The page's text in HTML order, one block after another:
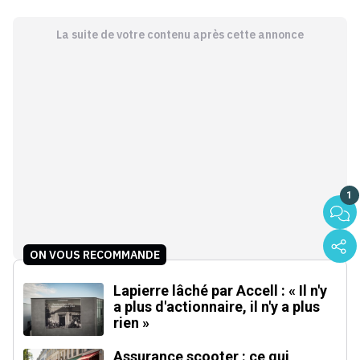
La suite de votre contenu après cette annonce
1
ON VOUS RECOMMANDE
Lapierre lâché par Accell : « Il n'y
a plus d'actionnaire, il n'y a plus
rien »